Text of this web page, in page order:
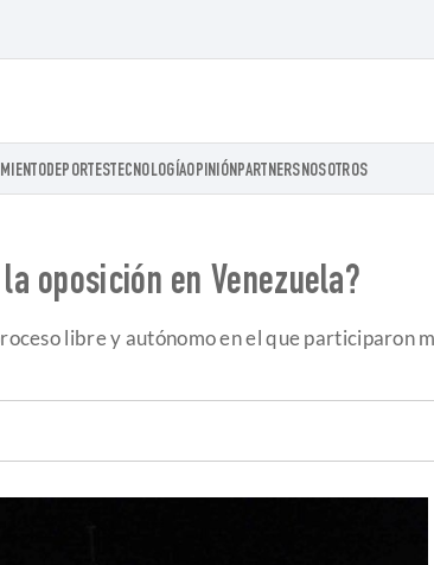
DEPORTESTECNOLOGÍAOPINIÓNPARTNERSNOSOTROS
oposición en Venezuela?
libre y autónomo en el que participaron